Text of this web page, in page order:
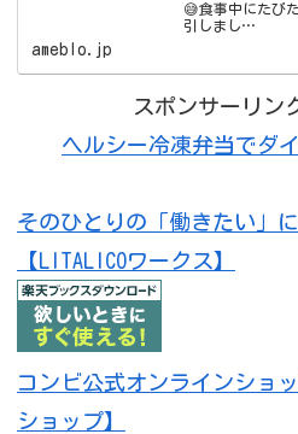
😅食事中にたび
引しまし…
ameblo.jp
スポンサーリン
ヘルシー冷凍弁当でダ
そのひとりの「働きたい」に
【LITALICOワークス】
コンビ公式オンラインショ
ショップ】